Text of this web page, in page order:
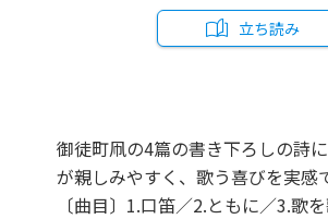
立ち読み
御徒町凧の4篇の書き下ろしの詩
が親しみやすく、歌う喜びを実感
〔曲目〕1.口笛／2.ともに／3.歌